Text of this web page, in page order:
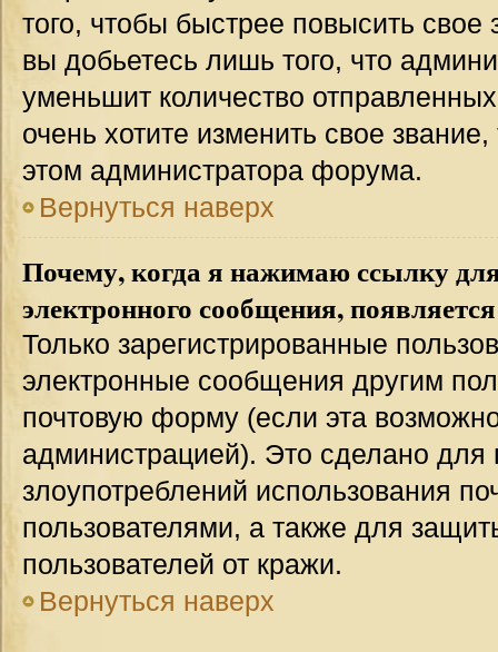
того, чтобы быстрее повысить
вы добьетесь лишь того, что
уменьшит количество
очень хотите изменить свое
этом администратора форума.
Вернуться наверх
Почему, когда я нажимаю ссылку
электронного сообщения,
Только зарегистрированные
электронные сообщения другим
почтовую форму (если эта
администрацией). Это сделано для
злоупотреблений использования
пользователями, а также для
пользователей от кражи.
Вернуться наверх